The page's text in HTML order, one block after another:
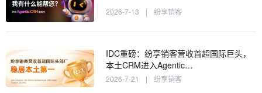
2026-7-13 | 纷享销客
IDC重磅：纷享销客营收首超国际巨头，
本土CRM进入Agentic…
2026-7-21 | 纷享销客